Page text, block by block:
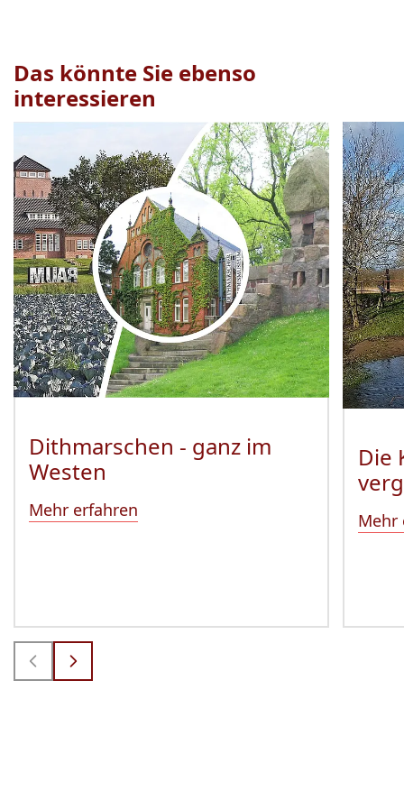
Das könnte Sie ebenso
interessieren
Veranstaltung1bis2von 19sichtbar.
Dithmarschen - ganz im
Westen
Mehr erfahren
Die
Mehr